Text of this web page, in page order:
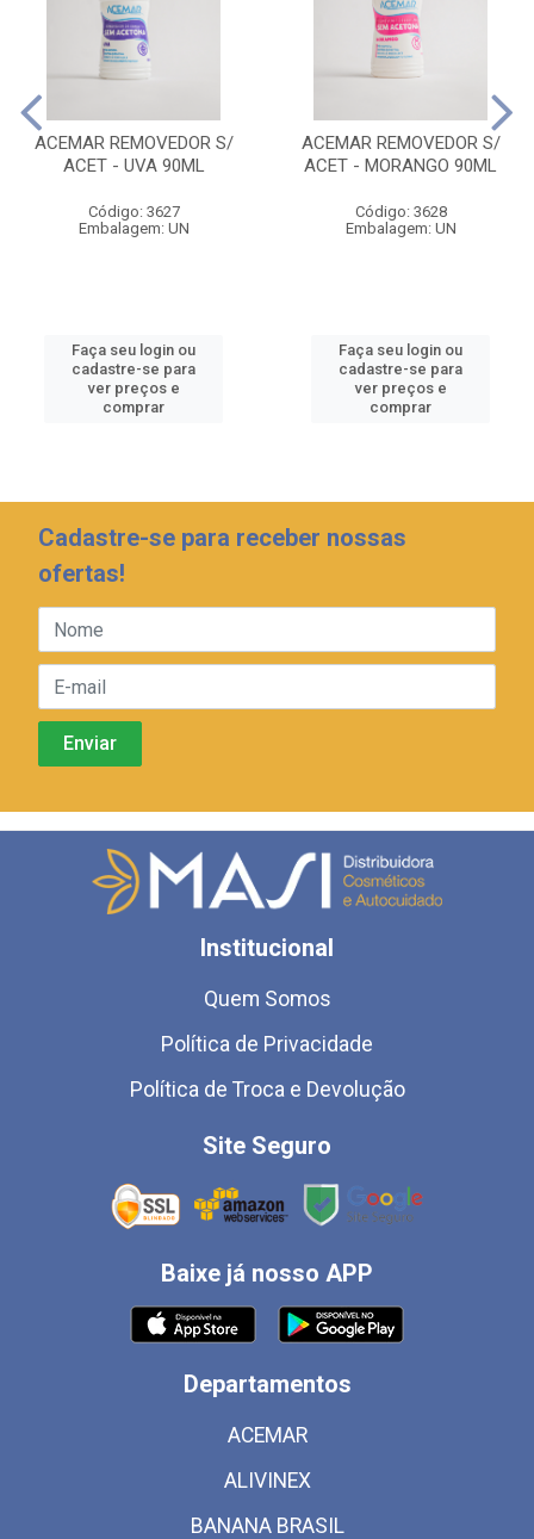
ACEMAR REMOVEDOR S/
ACET - UVA 90ML
Código: 3627
Embalagem: UN
Faça seu login ou
cadastre-se para
ver preços e
comprar
ACEMAR REMOVEDOR S/
ACET - MORANGO 90ML
Código: 3628
Embalagem: UN
Faça seu login ou
cadastre-se para
ver preços e
comprar
Cadastre-se para receber nossas
ofertas!
Institucional
Quem Somos
Política de Privacidade
Política de Troca e Devolução
Site Seguro
Baixe já nosso APP
Departamentos
ACEMAR
ALIVINEX
BANANA BRASIL